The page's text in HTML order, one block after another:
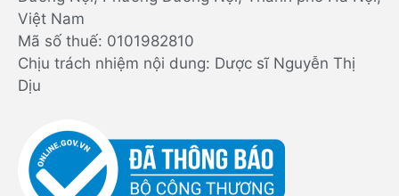
Việt Nam
Mã số thuế: 0101982810
Chịu trách nhiệm nội dung: Dược sĩ Nguyễn Thị
Dịu